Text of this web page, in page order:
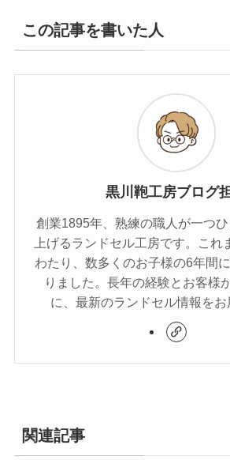
この記事を書いた人
黒川鞄工房ブログ
創業1895年、熟練の職人が一つ
上げるランドセル工房です。これ
わたり、数多くのお子様の6年間
りました。長年の経験とお客様
に、最新のランドセル情報をお
関連記事